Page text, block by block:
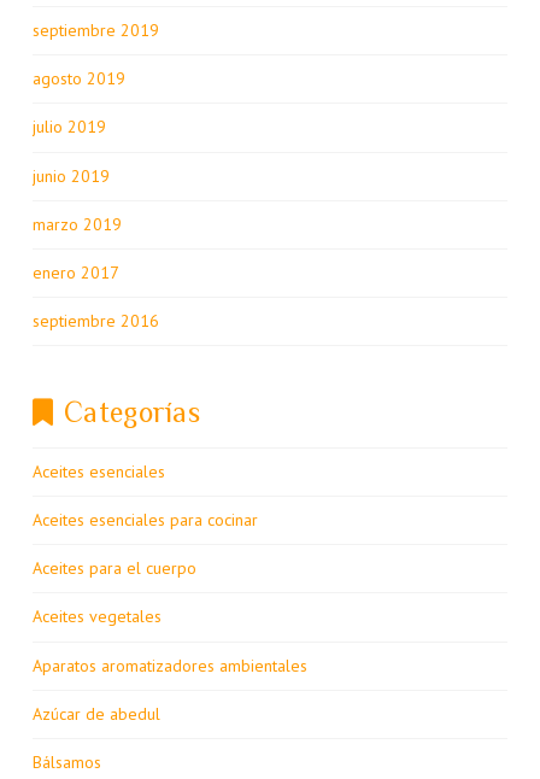
septiembre 2019
agosto 2019
julio 2019
junio 2019
marzo 2019
enero 2017
septiembre 2016
Categorías
Aceites esenciales
Aceites esenciales para cocinar
Aceites para el cuerpo
Aceites vegetales
Aparatos aromatizadores ambientales
Azúcar de abedul
Bálsamos